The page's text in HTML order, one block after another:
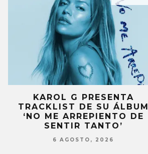
KAROL G PRESENTA
TRACKLIST DE SU ÁLBUM
‘NO ME ARREPIENTO DE
SENTIR TANTO’
6 AGOSTO, 2026